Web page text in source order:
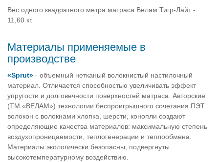
Вес одного квадратного метра матраса Велам Тигр-Лайт -
11,60 кг.
Материалы применяемые в
производстве
«Sprut» - объемный нетканый волокнистый настилочный
материал. Отличается способностью увеличивать эффект
упругости и долговечности поверхностей матраса. Авторские
(ТМ «ВЕЛАМ») технологии беспроигрышного сочетания ПЭТ
волокон с волокнами хлопка, шерсти, конопли создают
определяющие качества материалов: максимальную степень
воздухопроницаемости, теплогенерации и теплообмена.
Материалы экологически безопасны, подвергнуты
высокотемпературному воздействию.